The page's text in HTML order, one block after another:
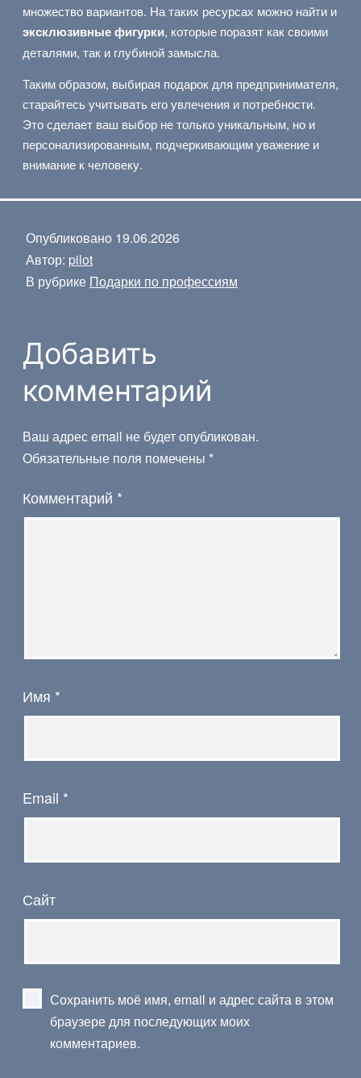
множество вариантов. На таких ресурсах можно найти и
эксклюзивные фигурки, которые поразят как своими
деталями, так и глубиной замысла.
Таким образом, выбирая подарок для предпринимателя,
старайтесь учитывать его увлечения и потребности.
Это сделает ваш выбор не только уникальным, но и
персонализированным, подчеркивающим уважение и
внимание к человеку.
Опубликовано 19.06.2026
Автор: pilot
В рубрике Подарки по профессиям
Добавить
комментарий
Ваш адрес email не будет опубликован.
Обязательные поля помечены *
Комментарий *
Имя *
Email *
Сайт
Сохранить моё имя, email и адрес сайта в этом
браузере для последующих моих
комментариев.